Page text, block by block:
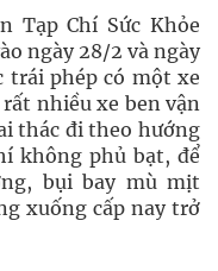
Tạp Chí Sức Khỏe
ngày 28/2 và ngày
trái phép có một xe
nhiều xe ben vận
thác đi theo hướng
không phủ bạt, để
bụi bay mù mịt
xuống cấp nay trở